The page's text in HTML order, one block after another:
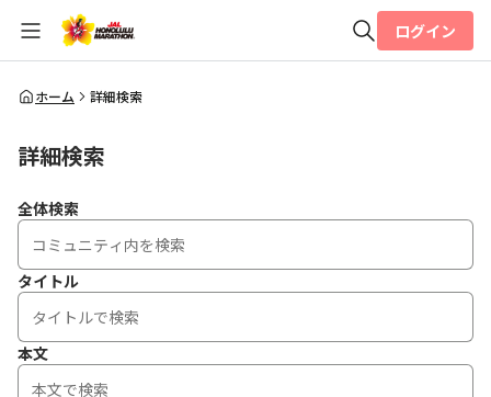
全体検索
ログイン
ホーム 詳細検索
詳細検索
全体検索
タイトル
本文